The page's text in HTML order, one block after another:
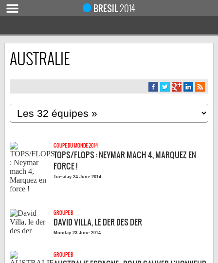
BRESIL2014
ACCUEIL
CALENDRIER / RÉSULTATS
DEMI-FINALES
CLASSEMENTS
LES BUTEURS
LES 32 ÉQUIPES
LE RÈGLEMENT
QUALIFICATIONS
AUSTRALIE
COUPE DU MONDE 2014
TOPS/FLOPS : NEYMAR MACH 4, MARQUEZ EN
FORCE !
Tuesday 24 June 2014
GROUPE B
DAVID VILLA, LE DER DES DER
Monday 23 June 2014
GROUPE B